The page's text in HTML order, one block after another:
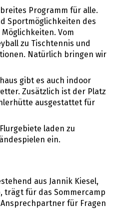
breites Programm für alle.
Sportmöglichkeiten des
Vom
zu Tischtennis und
Natürlich bringen wir
gibt es auch indoor
Zusätzlich ist der Platz
ausgestattet für
laden zu
ein.
aus Jannik Kiesel,
trägt für das Sommercamp
für Fragen